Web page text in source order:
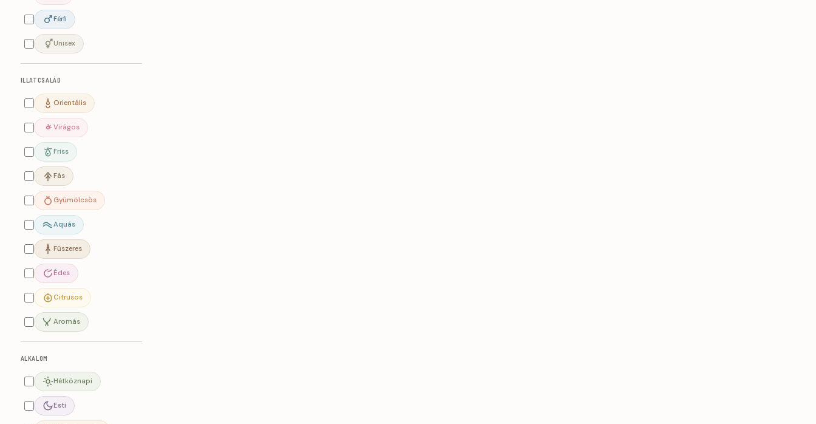
Férfi
Unisex
ILLATCSALÁD
Orientális
Virágos
Friss
Fás
Gyümölcsös
Aquás
Fűszeres
Édes
Citrusos
Aromás
ALKALOM
Hétköznapi
Esti